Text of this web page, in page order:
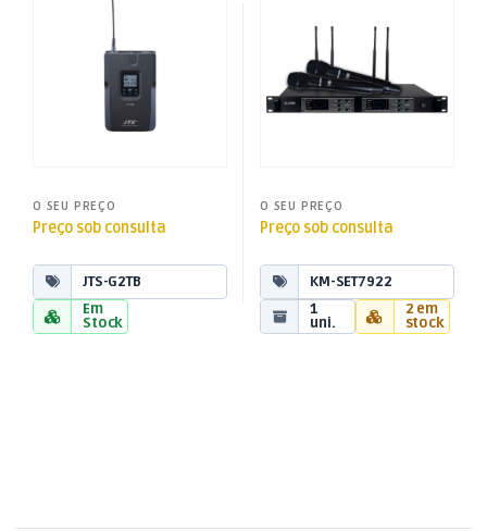
O SEU PREÇO
Preço sob consulta
JTS-G2TB
Em
Stock
O SEU PREÇO
Preço sob consulta
KM-SET7922
1
uni.
2 em
stock